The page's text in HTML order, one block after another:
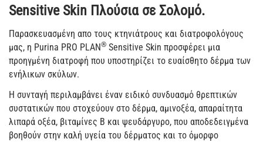
Sensitive Skin Πλούσια σε Σολομό.
Παρασκευασμένη απο τους κτηνιάτρους και διατροφολόγους
μας, η Purina PRO PLAN® Sensitive Skin προσφέρει μια
προηγμένη διατροφή που υποστηρίζει το ευαίσθητο δέρμα των
ενήλικων σκύλων.
Η συνταγή περιλαμβάνει έναν ειδικό συνδυασμό θρεπτικών
συστατικών που στοχεύουν στο δέρμα, αμινοξέα, απαραίτητα
λιπαρά οξέα, βιταμίνες Β και ψευδάργυρο, που αποδεδειγμένα
βοηθούν στην καλή υγεία του δέρματος και το όμορφο